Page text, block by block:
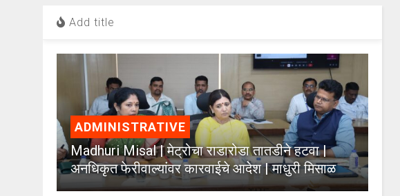
Add title
ADMINISTRATIVE
Madhuri Misal | मेट्रोचा राडारोडा तातडीने हटवा |
अनधिकृत फेरीवाल्यांवर कारवाईचे आदेश | माधुरी मिसाळ